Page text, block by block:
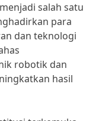
salah satu
para
dan teknologi
robotik dan
hasil